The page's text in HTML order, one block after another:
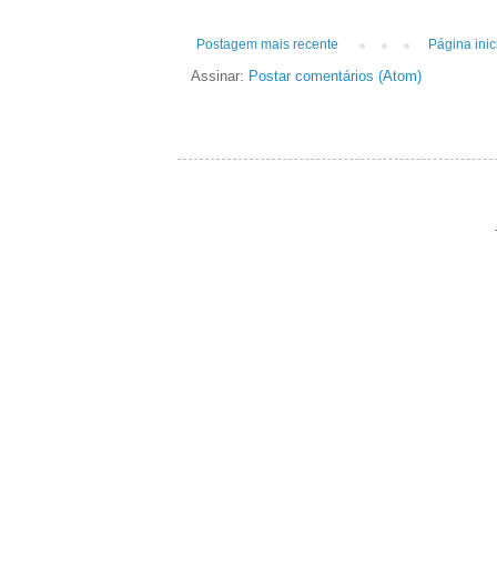
Postagem mais recente Página
Assinar: Postar comentários (Atom)